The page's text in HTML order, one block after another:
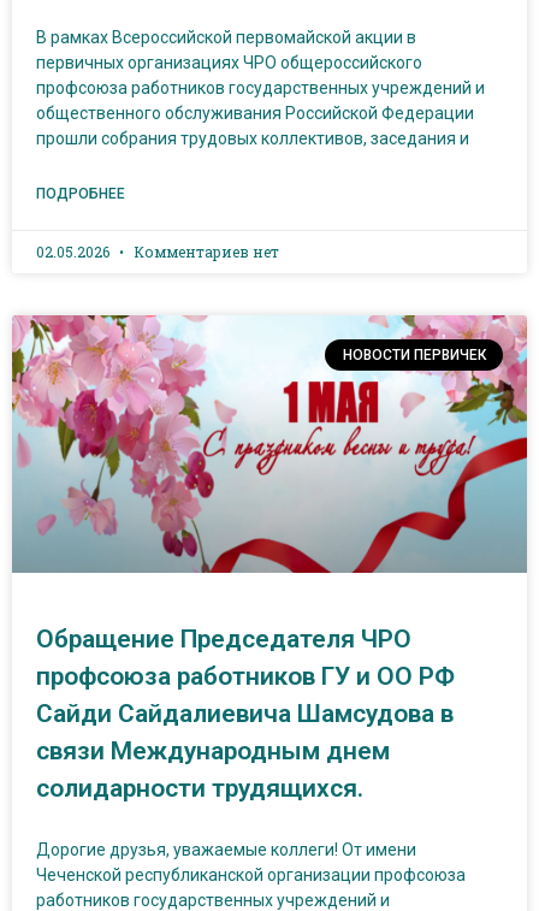
В рамках Всероссийской первомайской акции в
первичных организациях ЧРО общероссийского
профсоюза работников государственных учреждений и
общественного обслуживания Российской Федерации
прошли собрания трудовых коллективов, заседания и
ПОДРОБНЕЕ
02.05.2026 Комментариев нет
НОВОСТИ ПЕРВИЧЕК
Обращение Председателя ЧРО
профсоюза работников ГУ и ОО РФ
Сайди Сайдалиевича Шамсудова в
связи Международным днем
солидарности трудящихся.
Дорогие друзья, уважаемые коллеги! От имени
Чеченской республиканской организации профсоюза
работников государственных учреждений и